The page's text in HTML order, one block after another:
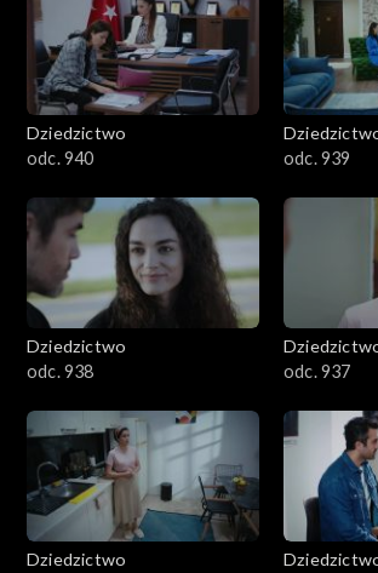
Dziedzictwo
odc. 940
odc. 939
Dziedzictwo
odc. 938
odc. 937
Dziedzictwo